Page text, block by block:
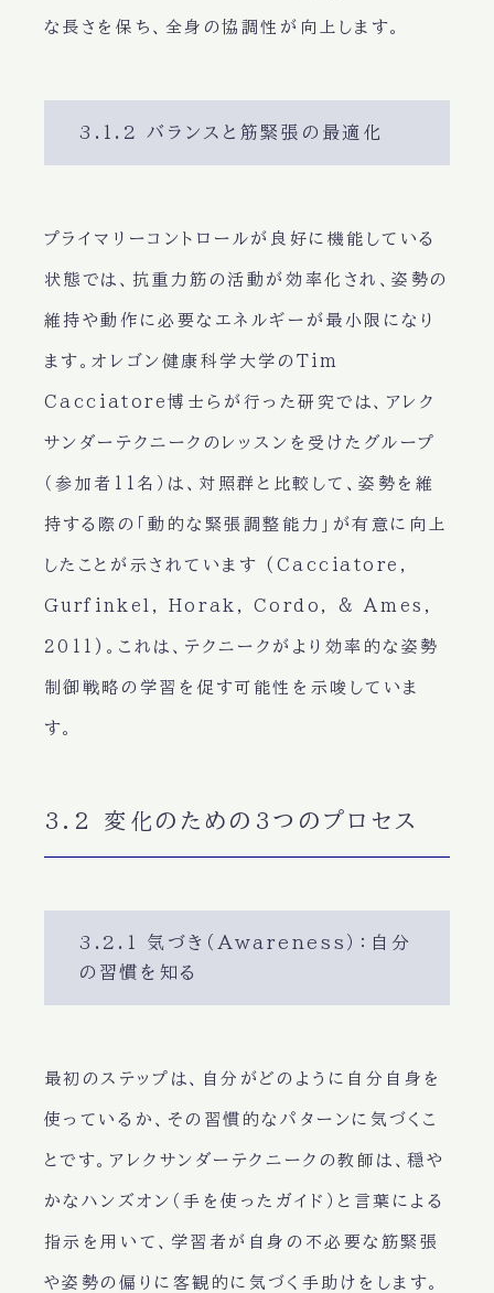
な長さを保ち、全身の協調性が向上します。
3.1.2 バランスと筋緊張の最適化
プライマリーコントロールが良好に機能している
状態では、抗重力筋の活動が効率化され、姿勢の
維持や動作に必要なエネルギーが最小限になり
ます。オレゴン健康科学大学のTim
Cacciatore博士らが行った研究では、アレク
サンダーテクニークのレッスンを受けたグループ
（参加者11名）は、対照群と比較して、姿勢を維
持する際の「動的な緊張調整能力」が有意に向上
したことが示されています (Cacciatore,
Gurfinkel, Horak, Cordo, & Ames,
2011)。これは、テクニークがより効率的な姿勢
制御戦略の学習を促す可能性を示唆していま
す。
3.2 変化のための3つのプロセス
3.2.1 気づき（Awareness）：自分
の習慣を知る
最初のステップは、自分がどのように自分自身を
使っているか、その習慣的なパターンに気づくこ
とです。アレクサンダーテクニークの教師は、穏や
かなハンズオン（手を使ったガイド）と言葉による
指示を用いて、学習者が自身の不必要な筋緊張
や姿勢の偏りに客観的に気づく手助けをします。